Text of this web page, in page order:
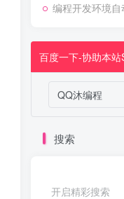
编程开发环境自
百度一下-协助本站
搜索
开启精彩搜索